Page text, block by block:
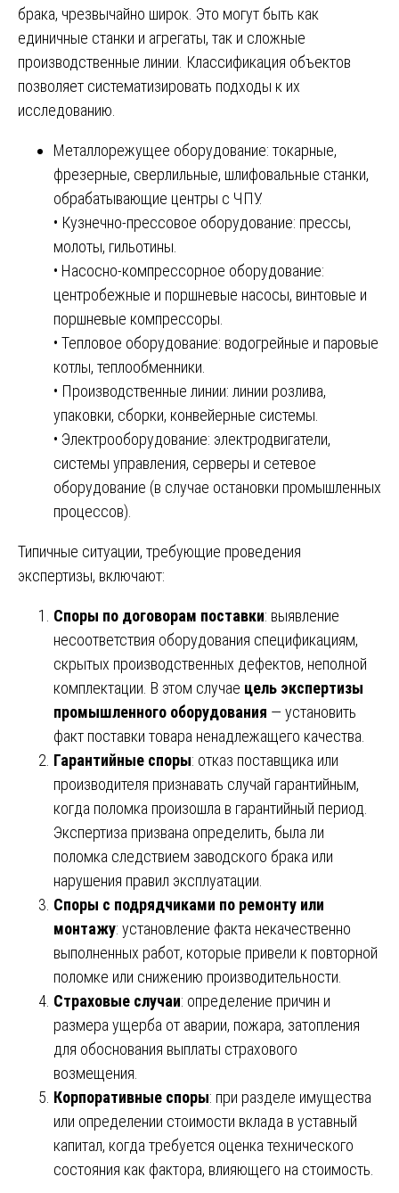
брака, чрезвычайно широк. Это могут быть как
единичные станки и агрегаты, так и сложные
производственные линии. Классификация объектов
позволяет систематизировать подходы к их
исследованию.
Металлорежущее оборудование: токарные,
фрезерные, сверлильные, шлифовальные станки,
обрабатывающие центры с ЧПУ.
• Кузнечно-прессовое оборудование: прессы,
молоты, гильотины.
• Насосно-компрессорное оборудование:
центробежные и поршневые насосы, винтовые и
поршневые компрессоры.
• Тепловое оборудование: водогрейные и паровые
котлы, теплообменники.
• Производственные линии: линии розлива,
упаковки, сборки, конвейерные системы.
• Электрооборудование: электродвигатели,
системы управления, серверы и сетевое
оборудование (в случае остановки промышленных
процессов).
Типичные ситуации, требующие проведения
экспертизы, включают:
Споры по договорам поставки: выявление
несоответствия оборудования спецификациям,
скрытых производственных дефектов, неполной
комплектации. В этом случае цель экспертизы
промышленного оборудования — установить
факт поставки товара ненадлежащего качества.
Гарантийные споры: отказ поставщика или
производителя признавать случай гарантийным,
когда поломка произошла в гарантийный период.
Экспертиза призвана определить, была ли
поломка следствием заводского брака или
нарушения правил эксплуатации.
Споры с подрядчиками по ремонту или
монтажу: установление факта некачественно
выполненных работ, которые привели к повторной
поломке или снижению производительности.
Страховые случаи: определение причин и
размера ущерба от аварии, пожара, затопления
для обоснования выплаты страхового
возмещения.
Корпоративные споры: при разделе имущества
или определении стоимости вклада в уставный
капитал, когда требуется оценка технического
состояния как фактора, влияющего на стоимость.